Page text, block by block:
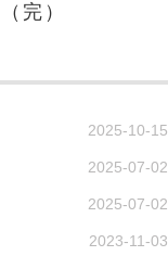
完）
2025-10-15
2025-07-02
2025-07-02
2023-11-03